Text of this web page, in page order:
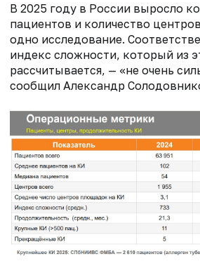
В 2025 году в России выросло
пациентов и количество
одно исследование.
индекс сложности, который из
рассчитывается, — «не очень
сообщил Александр